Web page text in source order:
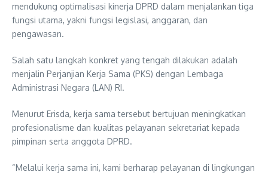
mendukung optimalisasi kinerja DPRD dalam menjalankan tiga
fungsi utama, yakni fungsi legislasi, anggaran, dan
pengawasan.
Salah satu langkah konkret yang tengah dilakukan adalah
menjalin Perjanjian Kerja Sama (PKS) dengan Lembaga
Administrasi Negara (LAN) RI.
Menurut Erisda, kerja sama tersebut bertujuan meningkatkan
profesionalisme dan kualitas pelayanan sekretariat kepada
pimpinan serta anggota DPRD.
“Melalui kerja sama ini, kami berharap pelayanan di lingkungan